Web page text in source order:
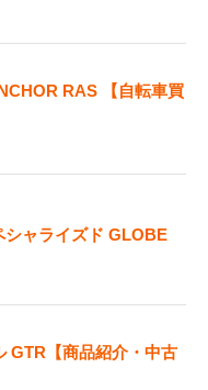
RAS 【自転車買
ャライズド GLOBE
GTR【商品紹介・中古